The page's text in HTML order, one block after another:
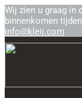
Wij zien u graag in
binnenkomen
info@kleij.com